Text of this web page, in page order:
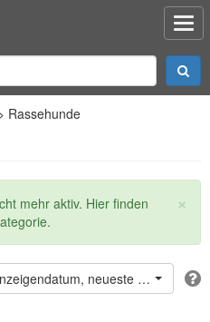
Rassehunde
×
mehr aktiv. Hier finden
neueste oben